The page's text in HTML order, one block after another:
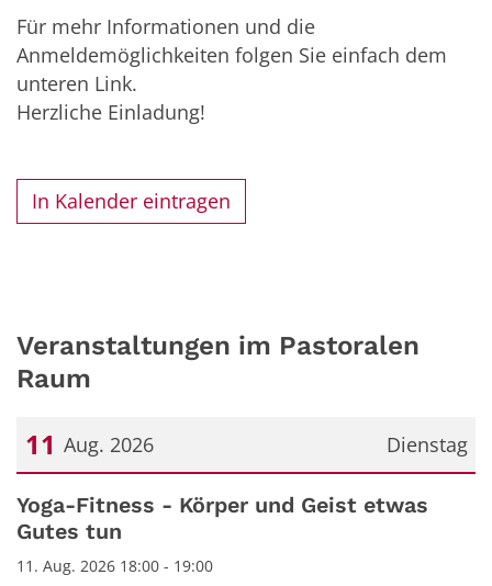
Für mehr Informationen und die
Anmeldemöglichkeiten folgen Sie einfach dem
unteren Link.
Herzliche Einladung!
In Kalender eintragen
Veranstaltungen im Pastoralen
Raum
Dienstag
11 Aug. 2026
Datum: 11. August 2026
Yoga-Fitness - Körper und Geist etwas
Gutes tun
11. Aug. 2026 18:00 - 19:00